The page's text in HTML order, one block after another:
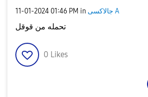
‎11-01-2024 01:46 PM in جالاكسى A
تحمله من قوقل
0 Likes